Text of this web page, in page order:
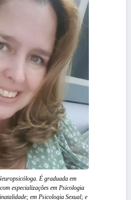
É graduada em
especializações em Psicologia
em Psicologia Sexual; e